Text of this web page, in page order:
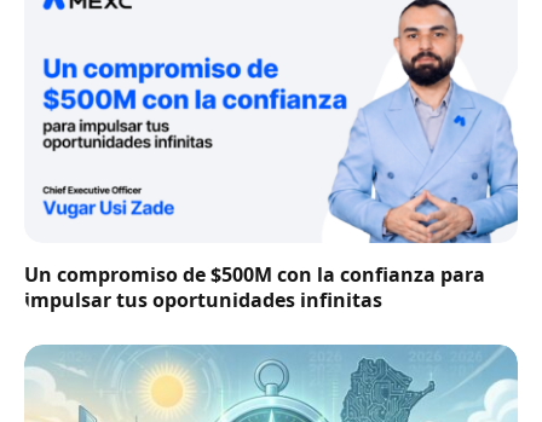
Un compromiso de $500M con la confianza para
impulsar tus oportunidades infinitas